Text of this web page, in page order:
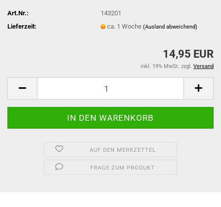
Art.Nr.:
143201
Lieferzeit:
ca. 1 Woche(Ausland abweichend)
14,95 EUR
inkl. 19% MwSt. zzgl. Versand
AUF DEN MERKZETTEL
FRAGE ZUM PRODUKT